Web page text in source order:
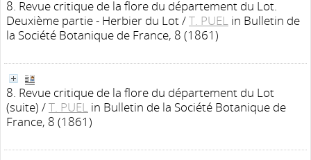
8. Revue critique de la flore du département du Lot.
Deuxième partie - Herbier du Lot/T. PUEL in Bulletin de
la Société Botanique de France, 8 (1861)
8. Revue critique de la flore du département du Lot
(suite) /T. PUEL in Bulletin de la Société Botanique de
France, 8 (1861)